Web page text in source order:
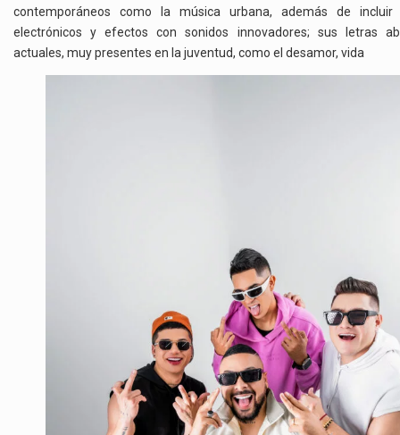
contemporáneos como la música urbana, además de incluir
electrónicos y efectos con sonidos innovadores; sus letras
actuales, muy presentes en la juventud, como el desamor, vida